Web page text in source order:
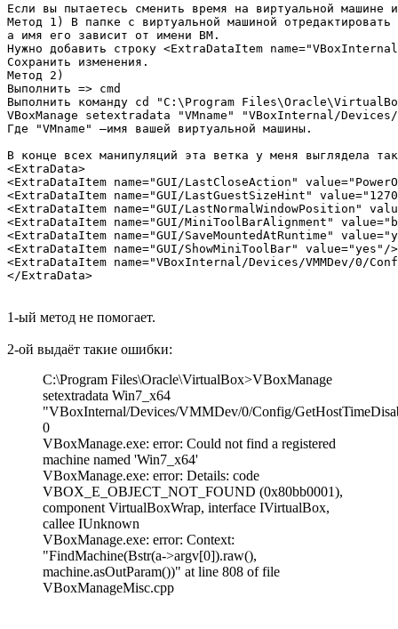
Если вы пытаетесь сменить время на виртуальной
Метод 1) В папке с виртуальной машиной
а имя его зависит от имени ВМ.
Нужно добавить строку <ExtraDataItem
Сохранить изменения.
Метод 2)
Выполнить => cmd
Выполнить команду cd "C:\Program
VBoxManage setextradata "VMname" "VBoxInternal/
Где "VMname" –имя вашей виртуальной машины.
В конце всех манипуляций эта ветка у меня выглядела так
<ExtraData>
<ExtraDataItem name="GUI/LastCloseAction"
<ExtraDataItem name="GUI/LastGuestSizeHint"
<ExtraDataItem name="GUI/LastNormalWindowPosition"
<ExtraDataItem name="GUI/MiniToolBarAlignment"
<ExtraDataItem name="GUI/SaveMountedAtRuntime"
<ExtraDataItem name="GUI/ShowMiniToolBar" value="yes"/>
<ExtraDataItem name="VBoxInternal/Devices/VMMDev/0/
</ExtraData>
1-ый метод не помогает.
2-ой выдаёт такие ошибки:
C:\Program Files\Oracle\VirtualBox>VBoxManage
setextradata Win7_x64
"VBoxInternal/Devices/VMMDev/0/Config/
0
VBoxManage.exe: error: Could not find a registered
machine named 'Win7_x64'
VBoxManage.exe: error: Details: code
VBOX_E_OBJECT_NOT_FOUND (0x80bb0001),
component VirtualBoxWrap, interface IVirtualBox,
callee IUnknown
VBoxManage.exe: error: Context:
"FindMachine(Bstr(a->argv[0]).raw(),
machine.asOutParam())" at line 808 of file
VBoxManageMisc.cpp